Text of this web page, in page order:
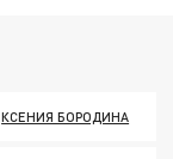
КСЕНИЯ БОРОДИНА